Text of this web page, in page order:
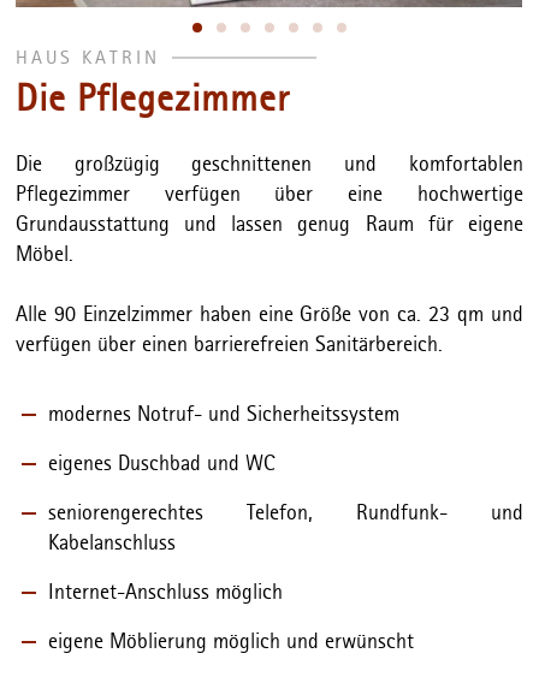
HAUS KATRIN
Die Pflegezimmer
Die großzügig geschnittenen und komfortablen
Pflegezimmer verfügen über eine hochwertige
Grundausstattung und lassen genug Raum für eigene
Möbel.
Alle 90 Einzelzimmer haben eine Größe von ca. 23 qm und
verfügen über einen barrierefreien Sanitärbereich.
modernes Notruf- und Sicherheitssystem
eigenes Duschbad und WC
seniorengerechtes Telefon, Rundfunk- und
Kabelanschluss
Internet-Anschluss möglich
eigene Möblierung möglich und erwünscht